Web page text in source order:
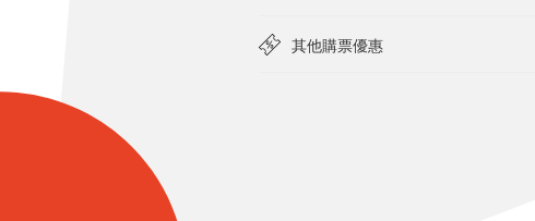
其他購票優惠